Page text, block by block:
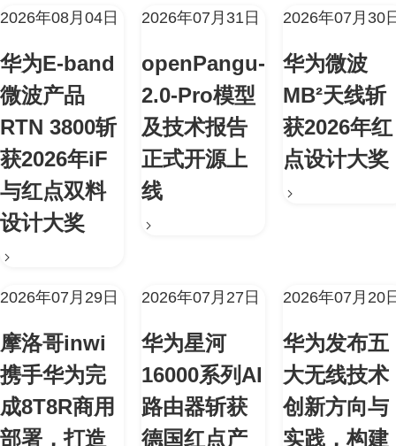
2026年08月04日
华为E-band
微波产品
RTN 3800斩
获2026年iF
与红点双料
设计大奖
2026年07月31日
openPangu-
2.0-Pro模型
及技术报告
正式开源上
线
2026年07月30
华为微波
MB²天线斩
获2026年红
点设计大奖
2026年07月29日
摩洛哥inwi
携手华为完
成8T8R商用
部署，打造
2026年07月27日
华为星河
16000系列AI
路由器斩获
德国红点产
2026年07月20
华为发布五
大无线技术
创新方向与
实践，构建